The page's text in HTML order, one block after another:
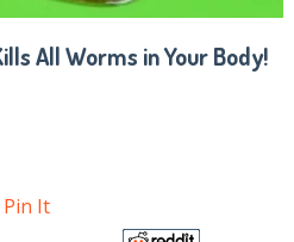
All Worms in Your Body!
Pin It